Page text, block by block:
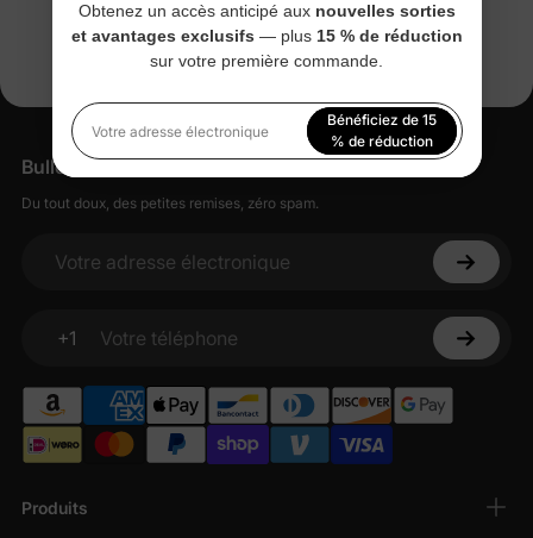
Produits
Bulletin d'information
Du tout doux, des petites remises, zéro spam.
Votre adresse électronique
+1
Votre téléphone
Obtenez un accès anticipé aux nouvelles sorties
et avantages exclusifs — plus 15 % de réduction
sur votre première commande.
Votre adresse électronique
Bénéficiez de 15
% de réduction
confidentialité